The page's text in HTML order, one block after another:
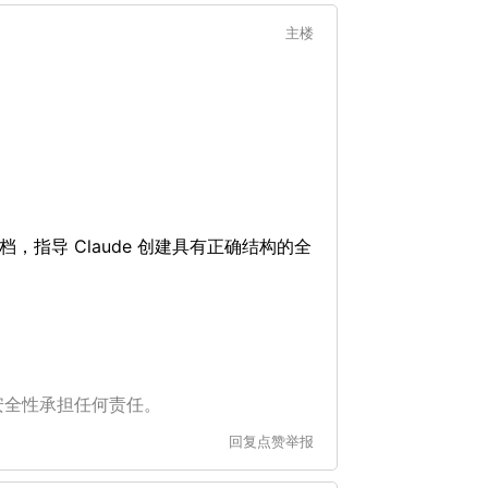
主楼
，指导 Claude 创建具有正确结构的全
性承担任何责任。
回复 点赞举报